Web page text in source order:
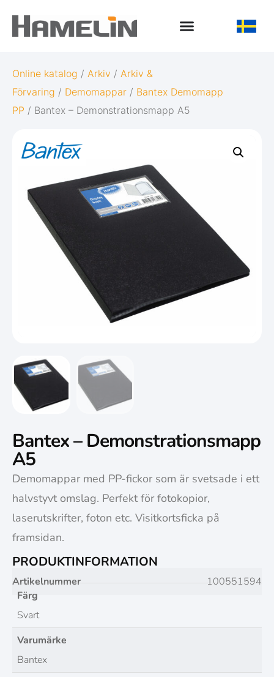
Online katalog / Arkiv / Arkiv &
Förvaring / Demomappar / Bantex Demomapp
PP / Bantex – Demonstrationsmapp A5
Bantex – Demonstrationsmapp
A5
Demomappar med PP-fickor som är svetsade i ett
halvstyvt omslag. Perfekt för fotokopior,
laserutskrifter, foton etc. Visitkortsficka på
framsidan.
PRODUKTINFORMATION
Artikelnummer
100551594
Färg
Svart
Varumärke
Bantex